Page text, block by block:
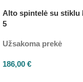
Alto spintelė su stiklu
5
Užsakoma prekė
186,00 €